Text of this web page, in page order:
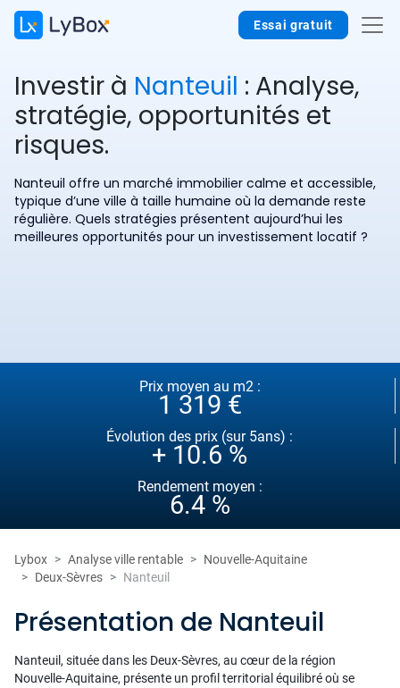
Essai gratuit
Investir à Nanteuil : Analyse,
stratégie, opportunités et
risques.
Nanteuil offre un marché immobilier calme et accessible,
typique d’une ville à taille humaine où la demande reste
régulière. Quels stratégies présentent aujourd’hui les
meilleures opportunités pour un investissement locatif ?
Prix moyen au m2 :
1 319 €
Évolution des prix (sur 5ans) :
+ 10.6 %
Rendement moyen :
6.4 %
Lybox Analyse ville rentable
Nouvelle-Aquitaine
Deux-Sèvres
Nanteuil
Présentation de Nanteuil
Nanteuil, située dans les Deux-Sèvres, au cœur de la région
Nouvelle-Aquitaine, présente un profil territorial équilibré où se